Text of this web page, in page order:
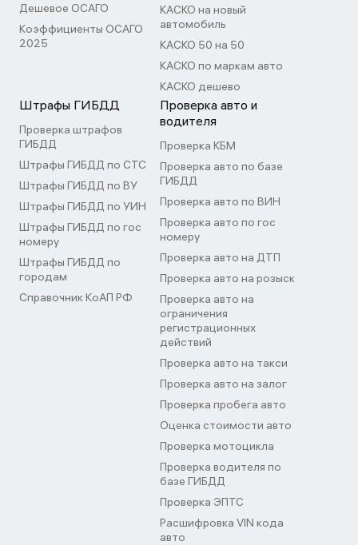
Дешевое ОСАГО
Коэффициенты ОСАГО
2025
КАСКО на новый
автомобиль
КАСКО 50 на 50
КАСКО по маркам авто
КАСКО дешево
Штрафы ГИБДД
Проверка штрафов
ГИБДД
Штрафы ГИБДД по СТС
Штрафы ГИБДД по ВУ
Штрафы ГИБДД по УИН
Штрафы ГИБДД по гос
номеру
Штрафы ГИБДД по
городам
Справочник КоАП РФ
Проверка авто и
водителя
Проверка КБМ
Проверка авто по базе
ГИБДД
Проверка авто по ВИН
Проверка авто по гос
номеру
Проверка авто на ДТП
Проверка авто на розыск
Проверка авто на
ограничения
регистрационных
действий
Проверка авто на такси
Проверка авто на залог
Проверка пробега авто
Оценка стоимости авто
Проверка мотоцикла
Проверка водителя по
базе ГИБДД
Проверка ЭПТС
Расшифровка VIN кода
авто